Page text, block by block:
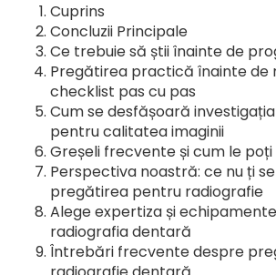
Cuprins
Concluzii Principale
Ce trebuie să știi înainte de
Pregătirea practică înainte de
checklist pas cu pas
Cum se desfășoară
pentru calitatea imaginii
Greșeli frecvente și cum le
Perspectiva noastră: ce nu ți
pregătirea pentru radiografie
Alege expertiza și
radiografia dentară
Întrebări frecvente despre